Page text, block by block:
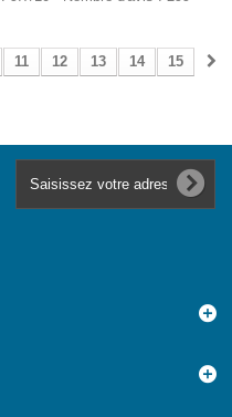
11 12 13 14 15